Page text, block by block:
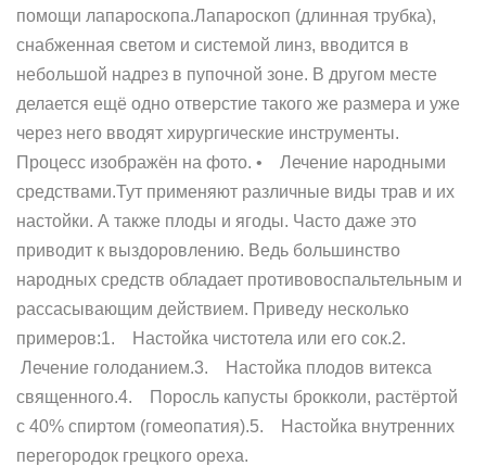
помощи лапароскопа.Лапароскоп (длинная трубка),
снабженная светом и системой линз, вводится в
небольшой надрез в пупочной зоне. В другом месте
делается ещё одно отверстие такого же размера и уже
через него вводят хирургические инструменты.
Процесс изображён на фото. • Лечение народными
средствами.Тут применяют различные виды трав и их
настойки. А также плоды и ягоды. Часто даже это
приводит к выздоровлению. Ведь большинство
народных средств обладает противовоспальтельным и
рассасывающим действием. Приведу несколько
примеров:1. Настойка чистотела или его сок.2.
Лечение голоданием.3. Настойка плодов витекса
священного.4. Поросль капусты брокколи, растёртой
с 40% спиртом (гомеопатия).5. Настойка внутренних
перегородок грецкого ореха.